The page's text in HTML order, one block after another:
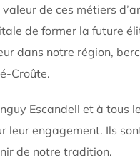
de ces métiers
de former la future
dans notre région,
Croûte.
Escandell et à tous
leur engagement. Ils
de notre tradition.